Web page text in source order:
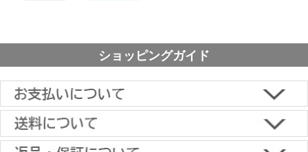
ショッピングガイド
■下記よりお選びいただけます。
クレジットカード決済、代金引換、楽天ペイ、郵便振替、銀行振